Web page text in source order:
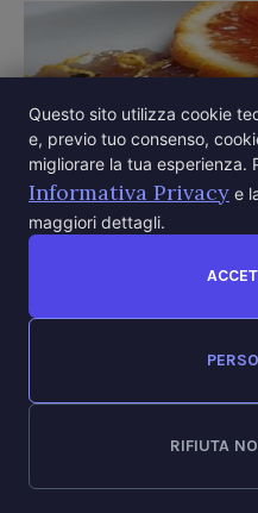
CARPACCIO DI
all’arancia
Questo sito utilizza cookie
e, previo tuo consenso,
migliorare la tua esperienza.
Informativa Privacy e
maggiori dettagli.
RIFIUTA